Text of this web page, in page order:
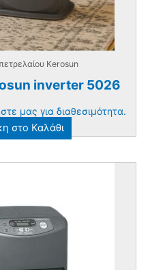
Kerosun
inverter 5026
μας για διαθεσιμότητα.
στο Καλάθι